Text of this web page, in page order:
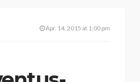
Apr. 14, 2015 at 1:00 pm